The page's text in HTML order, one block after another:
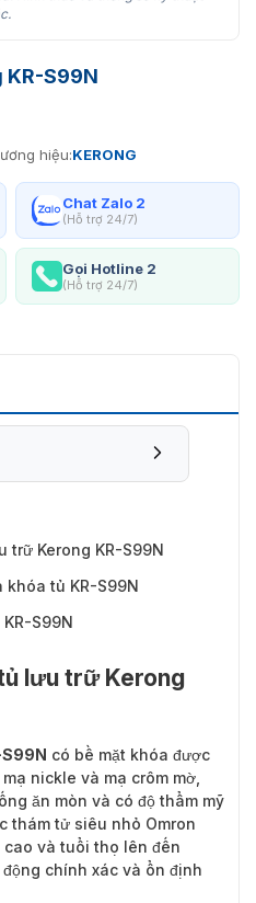
KR-S99N
hiệu:KERONG
Chat Zalo 2
(Hỗ trợ 24/7)
Gọi Hotline 2
(Hỗ trợ 24/7)
trữ Kerong KR-S99N
khóa tủ KR-S99N
S99N
lưu trữ Kerong
có bề mặt khóa được
nickle và mạ crôm mờ,
ăn mòn và có độ thẩm mỹ
thám tử siêu nhỏ Omron
cao và tuổi thọ lên đến
chính xác và ổn định